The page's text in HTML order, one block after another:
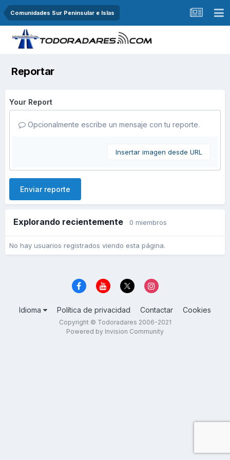
Comunidades Sur Peninsular e Islas
Reportar
Your Report
Opcionalmente escribe un mensaje con tu reporte.
Insertar imagen desde URL
Enviar reporte
Explorando recientemente 0 miembros
No hay usuarios registrados viendo esta página.
Idioma Política de privacidad Contactar Cookies
Copyright © Todoradares 2006-2021
Powered by Invision Community